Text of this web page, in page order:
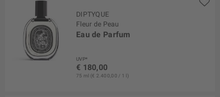
DIPTYQUE
Fleur de Peau
Eau de Parfum
UVP*
€ 180,00
75 ml (€ 2.400,00 / 1 l)